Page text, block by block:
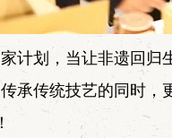
计划，当让非遗回
承传统技艺的同时